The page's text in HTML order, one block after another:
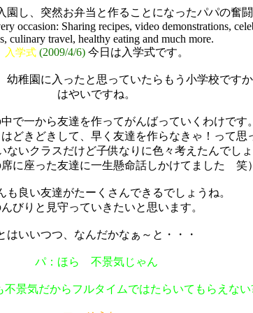
園し、突然お弁当と作ることになったパパの奮
Sharing recipes, video demonstrations,
culinary travel, healthy eating and much more.
入学式 (2009/4/6) 今日は入学式です。
幼稚園に入ったと思っていたらもう小学校です
はやいですね。
で一から友達を作ってがんばっていくわけです
どきどきして、早く友達を作らなきゃ！って思
ないクラスだけど子供なりに色々考えたんでし
席に座った友達に一生懸命話しかけてました 笑
も良い友達がたーくさんできるでしょうね。
びりと見守っていきたいと思います。
はいいつつ、なんだかなぁ～と・・・
パ：ほら 不景気じゃん
気だからフルタイムではたらいてもらえない